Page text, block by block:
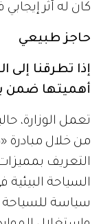
كان له أثر
حاجز طبيعي
إذا تطرقنا إلى
أهميتها ضمن
تعمل الوزارة،
من خلال مبادرة
التعريف
السياحة
سياسة للسياحة